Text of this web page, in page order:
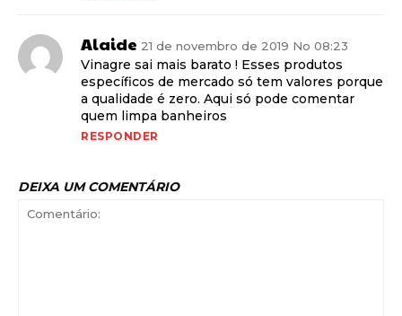
Alaide 21 de novembro de 2019 No 08:23
Vinagre sai mais barato ! Esses produtos
específicos de mercado só tem valores porque
a qualidade é zero. Aqui só pode comentar
quem limpa banheiros
RESPONDER
DEIXA UM COMENTÁRIO